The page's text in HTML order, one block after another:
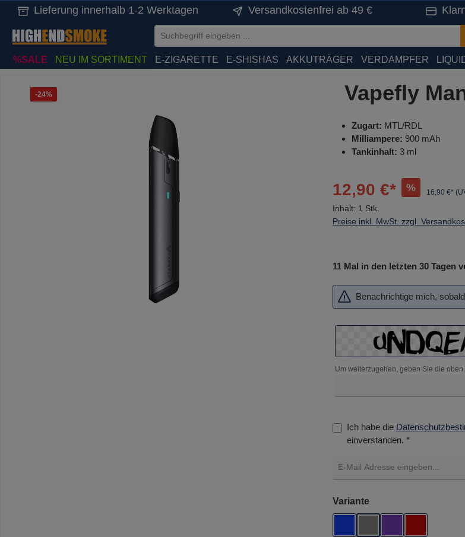
Zur Hauptnavigation springen
Lieferung innerhalb 1-2 Werktagen Versandkostenfrei ab 49 €
%SALE NEU IM SORTIMENT E-ZIGARETTE E-SHISHAS AKKUTRÄGER VERDAMPFER
Bildergalerie überspringen
-24%Rabatt Vapefly
Zugart: MTL/RDL
Milliampere: 900 mAh
Tankinhalt: 3 ml
12,90 €* % 16,90 €*
Inhalt: 1 Stk.
Preise inkl. MwSt. zzgl.
11 Mal in den letzten 30 Tagen
Benachrichtige mich,
Um weiterzugehen, geben Sie die
Ich habe die
einverstanden. *
Varianteauswählen